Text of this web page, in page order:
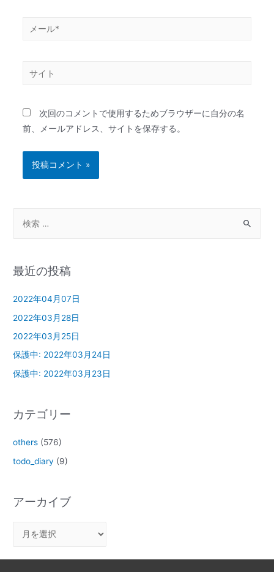
次回のコメントで使用するためブラウザーに自分の名
前、メールアドレス、サイトを保存する。
最近の投稿
2022年04月07日
2022年03月28日
2022年03月25日
保護中: 2022年03月24日
保護中: 2022年03月23日
カテゴリー
others (576)
todo_diary (9)
アーカイブ